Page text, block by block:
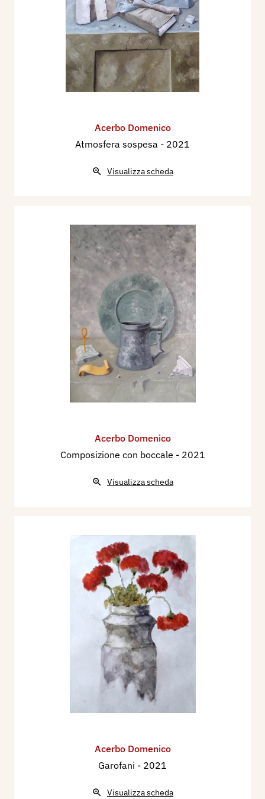
Acerbo Domenico
Atmosfera sospesa - 2021
Visualizza scheda
Acerbo Domenico
Composizione con boccale - 2021
Visualizza scheda
Acerbo Domenico
Garofani - 2021
Visualizza scheda